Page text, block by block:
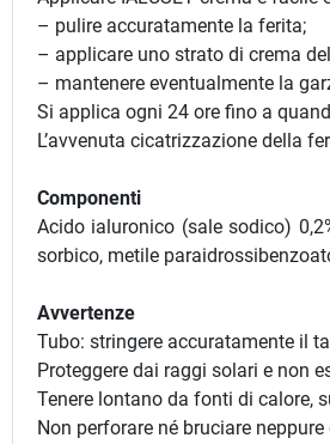
– pulire accuratamente la ferita;
– applicare uno strato di crema
– mantenere eventualmente la
Si applica ogni 24 ore fino a
L’avvenuta cicatrizzazione della
Componenti
Acido ialuronico (sale sodico)
sorbico, metile
Avvertenze
Tubo: stringere accuratamente il
Proteggere dai raggi solari e non
Tenere lontano da fonti di calore,
Non perforare né bruciare neppure